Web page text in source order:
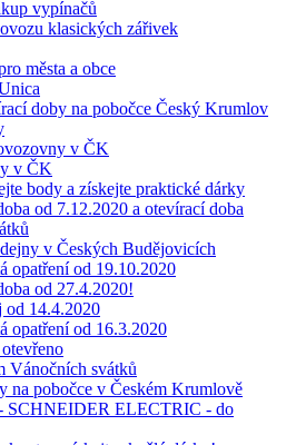
vypínačů
klasických zářivek
města a obce
doby na pobočce Český Krumlov
v ČK
v ČK
body a získejte praktické dárky
od 7.12.2020 a otevírací doba
v Českých Budějovicích
opatření od 19.10.2020
od 27.4.2020!
od 14.4.2020
opatření od 16.3.2020
Vánočních svátků
na pobočce v Českém Krumlově
ELECTRIC - do